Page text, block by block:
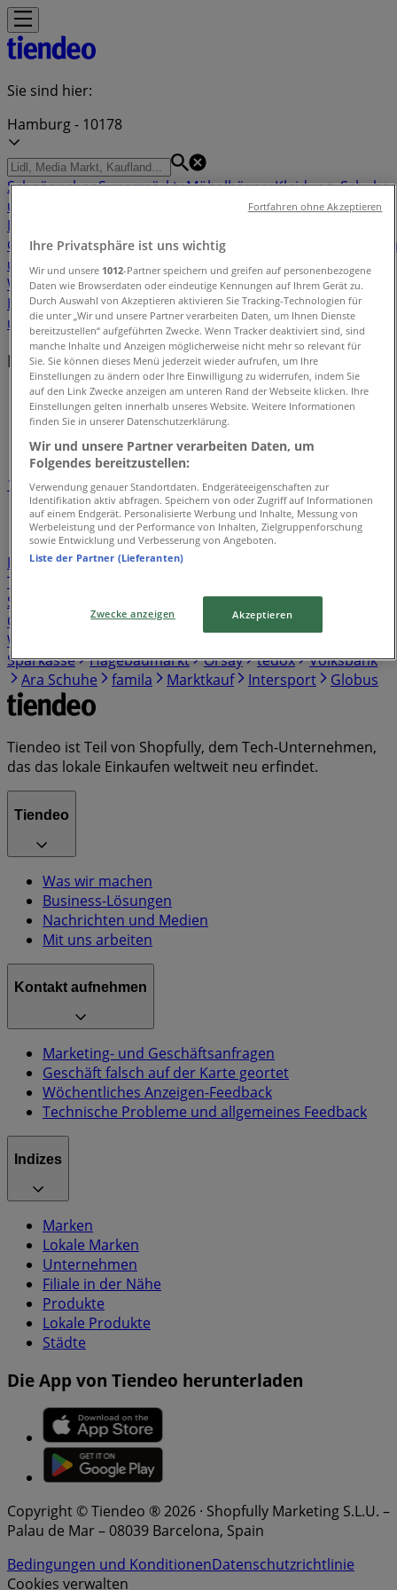
Sie sind hier:
Hamburg - 10178
SchnäppchenSupermärkteMöbelhäuserKleidung, Schuhe
und Accessoires
Drogerien und
Parfümerie
GartencenterBiomärkteDiscounter
und BabyAuto, Motorrad und
WerkstattKaufhäuserReisen und FreizeitOptiker und
HörzentrenRestaurantsBücher und SchreibwarenBanken
und Versicherungen
Filiale in der Nähe
Tiendeo in Hamburg»
Einzelhändlerindex in Hamburg
1 345
38
Kaufland
Lidl REWE Birkenstock
Penny
Norisbank Aldi Süd
Thule
Sparda Bank
Thomas Philipps Tamaris
Yamaha
OTTO
Rossmann Gerry Weber Samsung
Weiden
Sparkasse
Hagebaumarkt Orsay tedox
Volksbank
Ara Schuhe
famila Marktkauf Intersport Globus
Tiendeo ist Teil von Shopfully, dem Tech-Unternehmen,
das das lokale Einkaufen weltweit neu erfindet.
Tiendeo
Was wir machen
Business-Lösungen
Nachrichten und Medien
Mit uns arbeiten
Kontakt aufnehmen
Marketing- und Geschäftsanfragen
Geschäft falsch auf der Karte geortet
Wöchentliches Anzeigen-Feedback
Technische Probleme und allgemeines Feedback
Indizes
Marken
Lokale Marken
Unternehmen
Filiale in der Nähe
Produkte
Lokale Produkte
Städte
Die App von Tiendeo herunterladen
Copyright © Tiendeo ® 2026 · Shopfully Marketing S.L.U. –
Palau de Mar – 08039 Barcelona, Spain
Bedingungen und KonditionenDatenschutzrichtlinie
Cookies verwalten
Ihre Privatsphäre ist uns wichtig
Wir und unsere 1012-Partner speichern und greifen auf personenbezogene
Daten wie Browserdaten oder eindeutige Kennungen auf Ihrem Gerät zu.
Durch Auswahl von Akzeptieren aktivieren Sie Tracking-Technologien für
die unter „Wir und unsere Partner verarbeiten Daten, um Ihnen Dienste
bereitzustellen“ aufgeführten Zwecke. Wenn Tracker deaktiviert sind, sind
manche Inhalte und Anzeigen möglicherweise nicht mehr so relevant für
Sie. Sie können dieses Menü jederzeit wieder aufrufen, um Ihre
Einstellungen zu ändern oder Ihre Einwilligung zu widerrufen, indem Sie
auf den Link Zwecke anzeigen am unteren Rand der Webseite klicken. Ihre
Einstellungen gelten innerhalb unseres Website. Weitere Informationen
finden Sie in unserer Datenschutzerklärung.
Wir und unsere Partner verarbeiten Daten, um
Folgendes bereitzustellen:
Verwendung genauer Standortdaten. Endgeräteeigenschaften zur
Identifikation aktiv abfragen. Speichern von oder Zugriff auf Informationen
auf einem Endgerät. Personalisierte Werbung und Inhalte, Messung von
Werbeleistung und der Performance von Inhalten, Zielgruppenforschung
sowie Entwicklung und Verbesserung von Angeboten.
Liste der Partner (Lieferanten)
Zwecke anzeigen Akzeptieren
Fortfahren ohne Akzeptieren